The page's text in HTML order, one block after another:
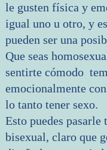
le gusten física y
igual uno u otro, y
pueden ser una
Que seas
sentirte cómodo
emocionalmente
lo tanto tener sexo.
Esto puedes
bisexual, claro que